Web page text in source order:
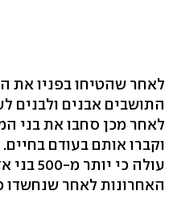
לאחר שהטיחו בפניו את
התושבים אבנים ולבנים
לאחר מכן סחבו את בני
וקברו אותם בעודם
עולה כי
האחרונות לאחר שנחשדו